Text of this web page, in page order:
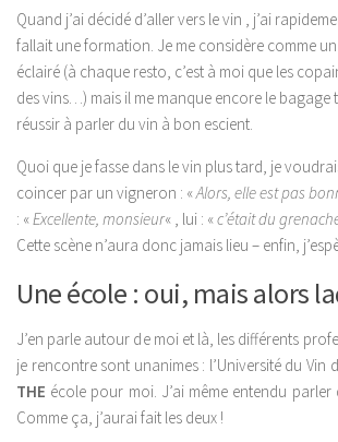
Quand j’ai décidé d’aller vers le vin , j’ai
fallait une formation. Je me considère comme
éclairé (à chaque resto, c’est à moi que les
des vins…) mais il me manque encore le
réussir à parler du vin à bon escient.
Quoi que je fasse dans le vin plus tard, je
coincer par un vigneron : «Alors, elle est pas
: «Excellente, monsieur« , lui : «c’était du
Cette scène n’aura donc jamais lieu – enfin,
Une école : oui, mais alors
J’en parle autour de moi et là, les différents
je rencontre sont unanimes : l’Université du Vin
THE école pour moi. J’ai même entendu parler
Comme ça, j’aurai fait les deux !